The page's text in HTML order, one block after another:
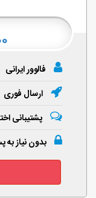
فالوور ایرانی
ارسال فوری
پشتیبانی
بدون نیاز به